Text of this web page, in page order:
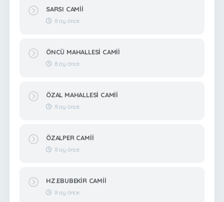
SARSI CAMİİ
8 ay önce
ÖNCÜ MAHALLESİ CAMİİ
8 ay önce
ÖZAL MAHALLESİ CAMİİ
8 ay önce
ÖZALPER CAMİİ
8 ay önce
HZ.EBUBEKİR CAMİİ
8 ay önce